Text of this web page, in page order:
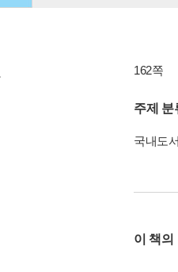
162쪽
주제 분
국내도
이 책의